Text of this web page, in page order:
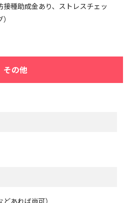
接種助成金あり、ストレスチェッ
その他
あれば尚可）